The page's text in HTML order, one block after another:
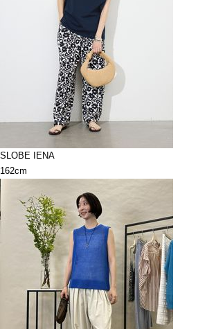
SLOBE IENA
162cm